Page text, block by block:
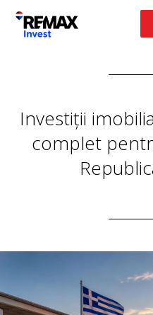
Investiții
complet